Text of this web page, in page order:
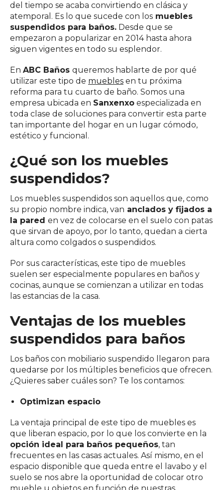
del tiempo se acaba convirtiendo en clásica y
atemporal. Es lo que sucede con los muebles
suspendidos para baños. Desde que se
empezaron a popularizar en 2014 hasta ahora
siguen vigentes en todo su esplendor.
En ABC Baños queremos hablarte de por qué
utilizar este tipo de muebles en tu próxima
reforma para tu cuarto de baño. Somos una
empresa ubicada en Sanxenxo especializada en
toda clase de soluciones para convertir esta parte
tan importante del hogar en un lugar cómodo,
estético y funcional.
¿Qué son los muebles
suspendidos?
Los muebles suspendidos son aquellos que, como
su propio nombre indica, van anclados y fijados a
la pared en vez de colocarse en el suelo con patas
que sirvan de apoyo, por lo tanto, quedan a cierta
altura como colgados o suspendidos.
Por sus características, este tipo de muebles
suelen ser especialmente populares en baños y
cocinas, aunque se comienzan a utilizar en todas
las estancias de la casa.
Ventajas de los muebles
suspendidos para baños
Los baños con mobiliario suspendido llegaron para
quedarse por los múltiples beneficios que ofrecen.
¿Quieres saber cuáles son? Te los contamos:
Optimizan espacio
La ventaja principal de este tipo de muebles es
que liberan espacio, por lo que los convierte en la
opción ideal para baños pequeños, tan
frecuentes en las casas actuales. Así mismo, en el
espacio disponible que queda entre el lavabo y el
suelo se nos abre la oportunidad de colocar otro